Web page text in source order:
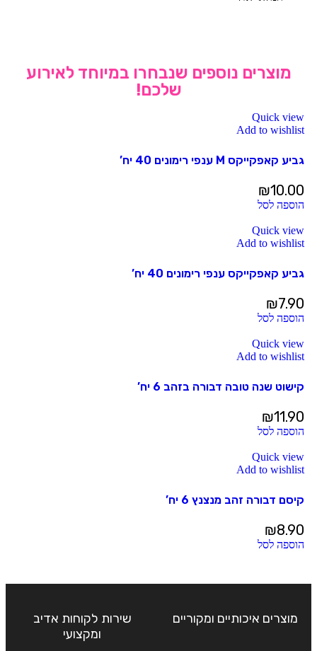
מוצרים נוספים שנבחרו במיוחד לאירוע
שלכם!
Quick view
Add to wishlist
גביע קאפקייקס M ענפי רימונים 40 יח’
₪10.00
הוספה לסל
Quick view
Add to wishlist
גביע קאפקייקס ענפי רימונים 40 יח’
₪7.90
הוספה לסל
Quick view
Add to wishlist
קישוט שנה טובה דבורה בזהב 6 יח’
₪11.90
הוספה לסל
Quick view
Add to wishlist
קיסם דבורה זהב מנצנץ 6 יח’
₪8.90
הוספה לסל
מוצרים איכותיים ומקוריים
שירות לקוחות אדיב
ומקצועי